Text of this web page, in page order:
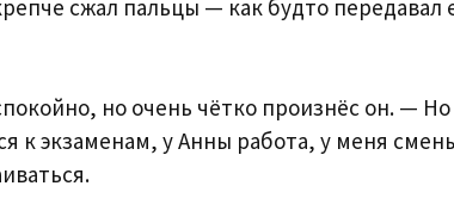
сжал пальцы — как будто передавал
но очень чётко произнёс он. — Но
к экзаменам, у Анны работа, у меня